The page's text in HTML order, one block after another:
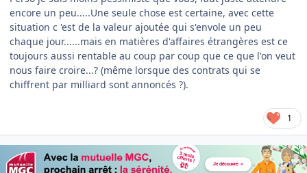
encore un peu.....Une seule chose est certaine, avec cette
situation c 'est de la valeur ajoutée qui s'envole un peu
chaque jour......mais en matières d'affaires étrangères est ce
toujours aussi rentable au coup par coup que ce que l'on veut
nous faire croire...? (même lorsque des contrats qui se
chiffrent par milliard sont annoncés ?).
1